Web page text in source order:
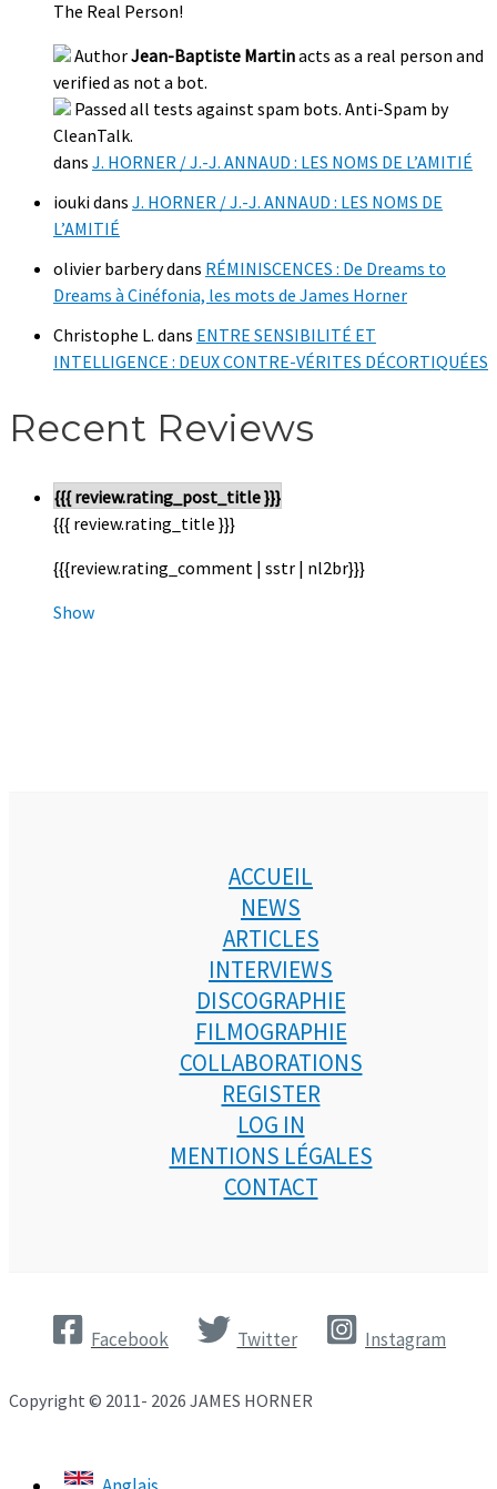
The Real Person!
AuthorJean-Baptiste Martinacts as a real person and
verified as not a bot.
Passed all tests against spam bots. Anti-Spam by
CleanTalk.
dans J. HORNER / J.-J. ANNAUD : LES NOMS DE L’AMITIÉ
ioukidans J. HORNER / J.-J. ANNAUD : LES NOMS DE
L’AMITIÉ
olivier barberydans RÉMINISCENCES : De Dreams to
Dreams à Cinéfonia, les mots de James Horner
Christophe L. dans ENTRE SENSIBILITÉ ET
INTELLIGENCE : DEUX CONTRE-VÉRITES DÉCORTIQUÉES
Recent Reviews
{{{ review.rating_post_title }}}
{{{ review.rating_title }}}
{{{review.rating_comment | sstr | nl2br}}}
Show
ACCUEIL
NEWS
ARTICLES
INTERVIEWS
DISCOGRAPHIE
FILMOGRAPHIE
COLLABORATIONS
REGISTER
LOG IN
MENTIONS LÉGALES
CONTACT
Facebook Twitter Instagram
Copyright © 2011- 2026 JAMES HORNER